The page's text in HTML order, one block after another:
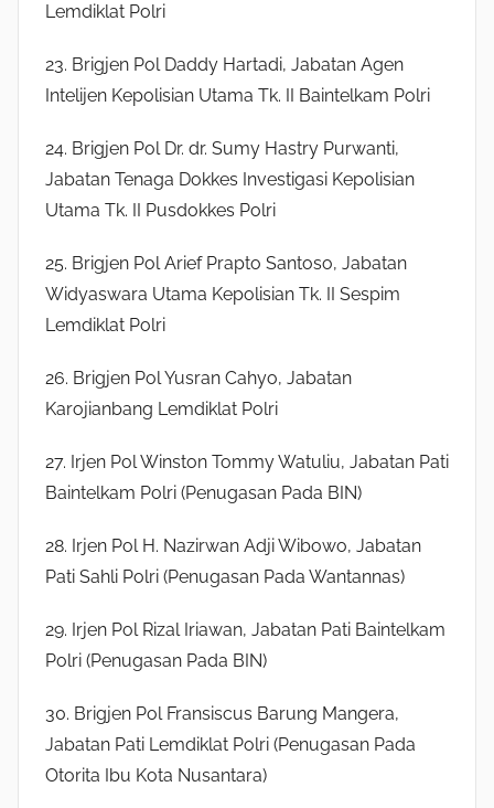
Lemdiklat Polri
23. Brigjen Pol Daddy Hartadi, Jabatan Agen
Intelijen Kepolisian Utama Tk. II Baintelkam Polri
24. Brigjen Pol Dr. dr. Sumy Hastry Purwanti,
Jabatan Tenaga Dokkes Investigasi Kepolisian
Utama Tk. II Pusdokkes Polri
25. Brigjen Pol Arief Prapto Santoso, Jabatan
Widyaswara Utama Kepolisian Tk. II Sespim
Lemdiklat Polri
26. Brigjen Pol Yusran Cahyo, Jabatan
Karojianbang Lemdiklat Polri
27. Irjen Pol Winston Tommy Watuliu, Jabatan Pati
Baintelkam Polri (Penugasan Pada BIN)
28. Irjen Pol H. Nazirwan Adji Wibowo, Jabatan
Pati Sahli Polri (Penugasan Pada Wantannas)
29. Irjen Pol Rizal Iriawan, Jabatan Pati Baintelkam
Polri (Penugasan Pada BIN)
30. Brigjen Pol Fransiscus Barung Mangera,
Jabatan Pati Lemdiklat Polri (Penugasan Pada
Otorita Ibu Kota Nusantara)